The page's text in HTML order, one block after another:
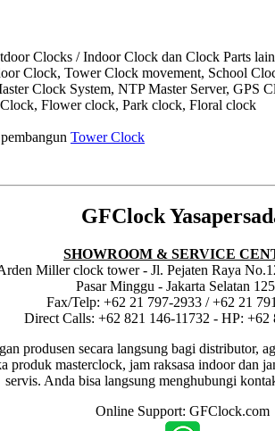
Clocks / Indoor Clock dan Clock Parts
Clock, Tower Clock movement, School
Clock System, NTP Master Server, GPS
Flower clock, Park clock, Floral clock
Tower Clock
GFClock
SHOWROOM & SERVICE
Miller clock tower - Jl. Pejaten Raya
Pasar Minggu - Jakarta Selatan
Fax/Telp: +62 21 797-2933 / +62 21
Direct Calls: +62 821 146-11732 - HP: +62
produsen secara langsung bagi distributor,
produk masterclock, jam raksasa indoor dan
servis. Anda bisa langsung menghubungi
Online Support: GFClock.com